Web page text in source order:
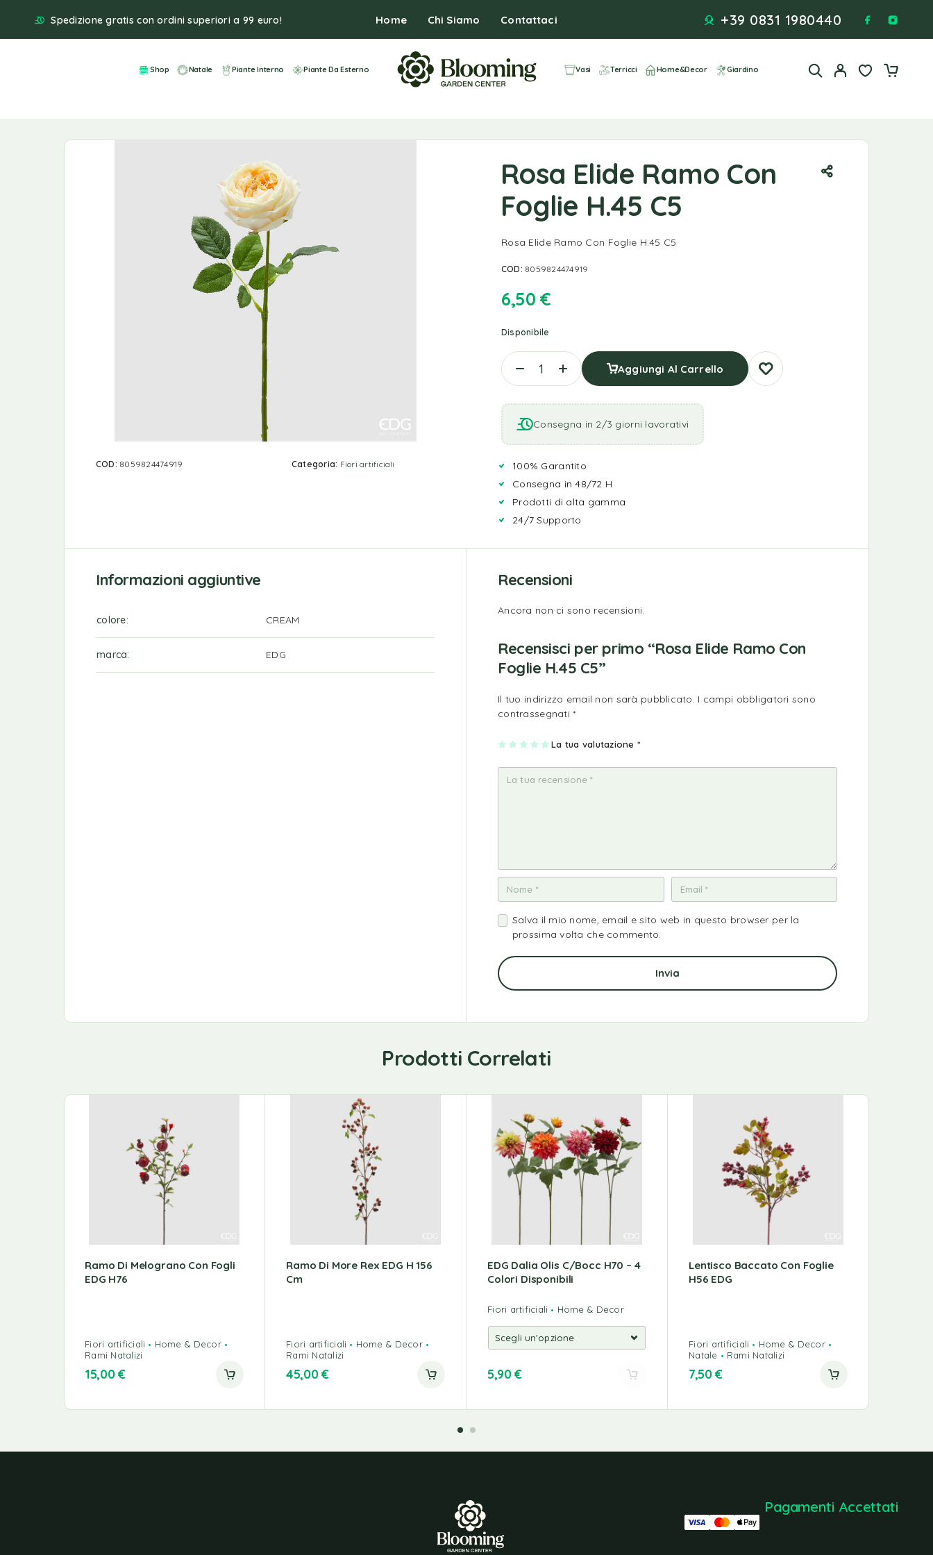
Spedizione gratis con ordini superiori a 99 euro! Home Chi Siamo Contattaci +39 0831 1980440
Shop Natale Piante Interno Piante Da Esterno Vasi Terricci Home&Decor Giardino
COD: 8059824474919 Categoria: Fiori artificiali
Rosa Elide Ramo Con
Foglie H.45 C5
Rosa Elide Ramo Con Foglie H.45 C5
COD: 8059824474919
6,50 €
Disponibile
Aggiungi Al Carrello
Consegna in 2/3 giorni lavorativi
100% Garantito
Consegna in 48/72 H
Prodotti di alta gamma
24/7 Supporto
Informazioni aggiuntive
colore CREAM
marca EDG
Recensioni
Ancora non ci sono recensioni.
Recensisci per primo “Rosa Elide Ramo Con
Foglie H.45 C5”
Il tuo indirizzo email non sarà pubblicato. I campi obbligatori sono
contrassegnati*
La tua valutazione *
1
a
2
e
su
5
3
e
su
5
4
e
su
5
5
e
su
5
Salva il mio nome, email e sito web in questo browser per la
prossima volta che commento.
Prodotti Correlati
Ramo Di Melograno Con Fogli
EDG H76
Fiori artificiali
Home & Decor
Rami Natalizi
15,00€
Ramo Di More Rex EDG H 156
Cm
Fiori artificiali
Home & Decor
Rami Natalizi
45,00€
EDG Dalia Olis C/Bocc H70 – 4
Colori Disponibili
Fiori artificiali Home & Decor
5,90€
Lentisco Baccato Con Foglie
H56 EDG
Fiori artificiali
Home & Decor
Natale
Rami Natalizi
7,50€
Pagamenti Accettati